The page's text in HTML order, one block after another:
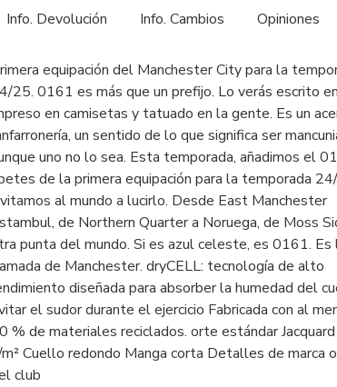
Info. Devolución Info. Cambios Opiniones
equipación del Manchester City para la
25. 0161 es más que un prefijo. Lo verás escrito
en camisetas y tatuado en la gente. Es un
un sentido de lo que significa ser
uno no lo sea. Esta temporada, añadimos el
de la primera equipación para la temporada
al mundo a lucirlo. Desde East Manchester
de Northern Quarter a Noruega, de Moss
punta del mundo. Si es azul celeste, es 0161. Es
de Manchester. dryCELL: tecnología de alto
diseñada para absorber la humedad del
el sudor durante el ejercicio Fabricada con al
% de materiales reciclados. orte estándar
Cuello redondo Manga corta Detalles de marca
club